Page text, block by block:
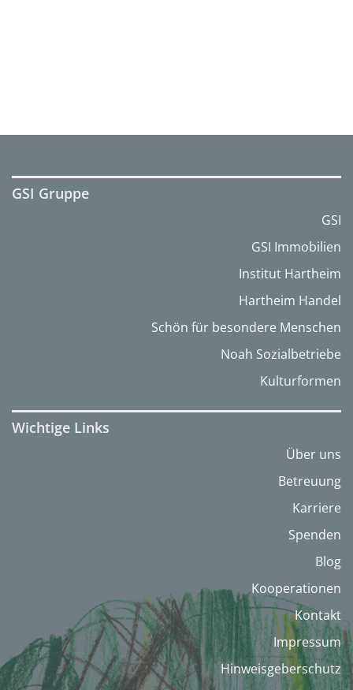
GSI Gruppe
GSI
GSI Immobilien
Institut Hartheim
Hartheim Handel
Schön für besondere Menschen
Noah Sozialbetriebe
Kulturformen
Wichtige Links
Über uns
Betreuung
Karriere
Spenden
Blog
Kooperationen
Kontakt
Impressum
Hinweisgeberschutz